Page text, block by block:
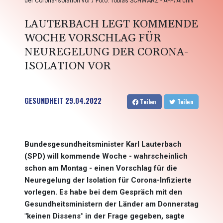
LAUTERBACH LEGT KOMMENDE
WOCHE VORSCHLAG FÜR
NEUREGELUNG DER CORONA-
ISOLATION VOR
GESUNDHEIT 29.04.2022 Teilen Teilen
Bundesgesundheitsminister Karl Lauterbach
(SPD) will kommende Woche - wahrscheinlich
schon am Montag - einen Vorschlag für die
Neuregelung der Isolation für Corona-Infizierte
vorlegen. Es habe bei dem Gespräch mit den
Gesundheitsministern der Länder am Donnerstag
"keinen Dissens" in der Frage gegeben, sagte